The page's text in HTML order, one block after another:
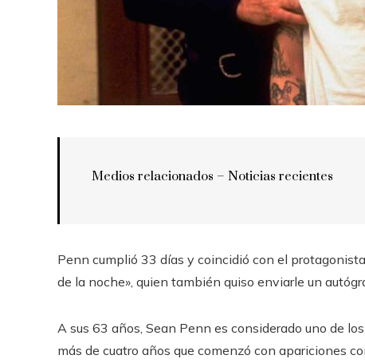
Medios relacionados – Noticias recientes
Penn cumplió 33 días y coincidió con el
de la noche», quien también quiso enviarle un
A sus 63 años, Sean Penn es considerado uno de
más de cuatro años que comenzó con apariciones